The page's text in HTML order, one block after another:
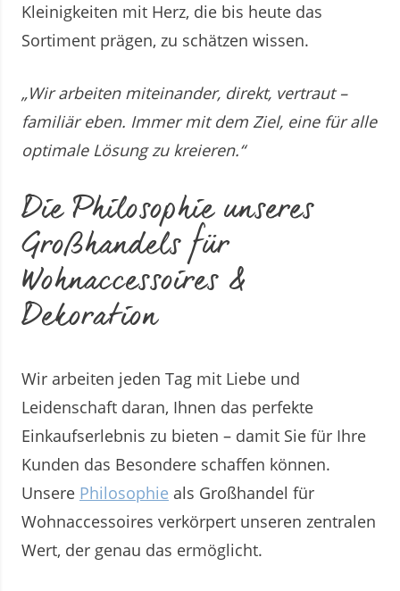
Kleinigkeiten mit Herz, die bis heute das
Sortiment prägen, zu schätzen wissen.
„Wir arbeiten miteinander, direkt, vertraut –
familiär eben. Immer mit dem Ziel, eine für alle
optimale Lösung zu kreieren.“
Die Philosophie unseres
Großhandels für
Wohnaccessoires &
Dekoration
Wir arbeiten jeden Tag mit Liebe und
Leidenschaft daran, Ihnen das perfekte
Einkaufserlebnis zu bieten – damit Sie für Ihre
Kunden das Besondere schaffen können.
Unsere Philosophie als Großhandel für
Wohnaccessoires verkörpert unseren zentralen
Wert, der genau das ermöglicht.